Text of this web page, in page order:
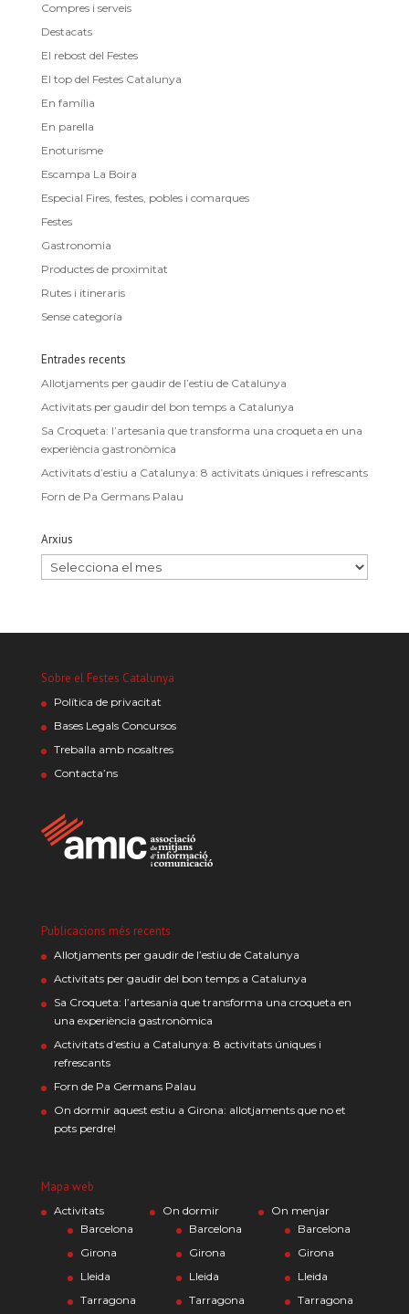
Compres i serveis
Destacats
El rebost del Festes
El top del Festes Catalunya
En família
En parella
Enoturisme
Escampa La Boira
Especial Fires, festes, pobles i comarques
Festes
Gastronomia
Productes de proximitat
Rutes i itineraris
Sense categoría
Entrades recents
Allotjaments per gaudir de l’estiu de Catalunya
Activitats per gaudir del bon temps a Catalunya
Sa Croqueta: l’artesania que transforma una croqueta en una
experiència gastronòmica
Activitats d’estiu a Catalunya: 8 activitats úniques i refrescants
Forn de Pa Germans Palau
Arxius
Sobre el Festes Catalunya
Política de privacitat
Bases Legals Concursos
Treballa amb nosaltres
Contacta’ns
Publicacions més recents
Allotjaments per gaudir de l’estiu de Catalunya
Activitats per gaudir del bon temps a Catalunya
Sa Croqueta: l’artesania que transforma una croqueta en
una experiència gastronòmica
Activitats d’estiu a Catalunya: 8 activitats úniques i
refrescants
Forn de Pa Germans Palau
On dormir aquest estiu a Girona: allotjaments que no et
pots perdre!
Mapa web
Activitats
Barcelona
Girona
Lleida
Tarragona
On dormir
Barcelona
Girona
Lleida
Tarragona
On menjar
Barcelona
Girona
Lleida
Tarragona